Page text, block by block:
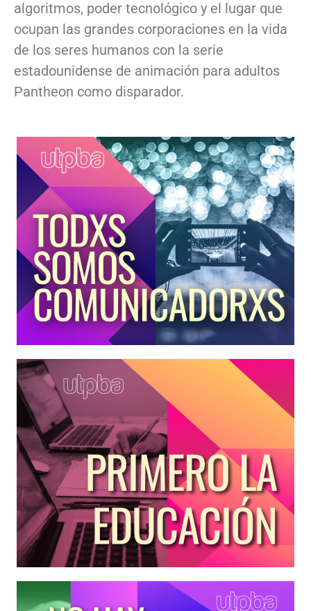
algoritmos, poder tecnológico y el lugar que
ocupan las grandes corporaciones en la vida
de los seres humanos con la serie
estadounidense de animación para adultos
Pantheon como disparador.